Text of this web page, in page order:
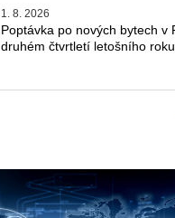
1. 8. 2026
Poptávka po nových bytech v
druhém čtvrtletí letošního